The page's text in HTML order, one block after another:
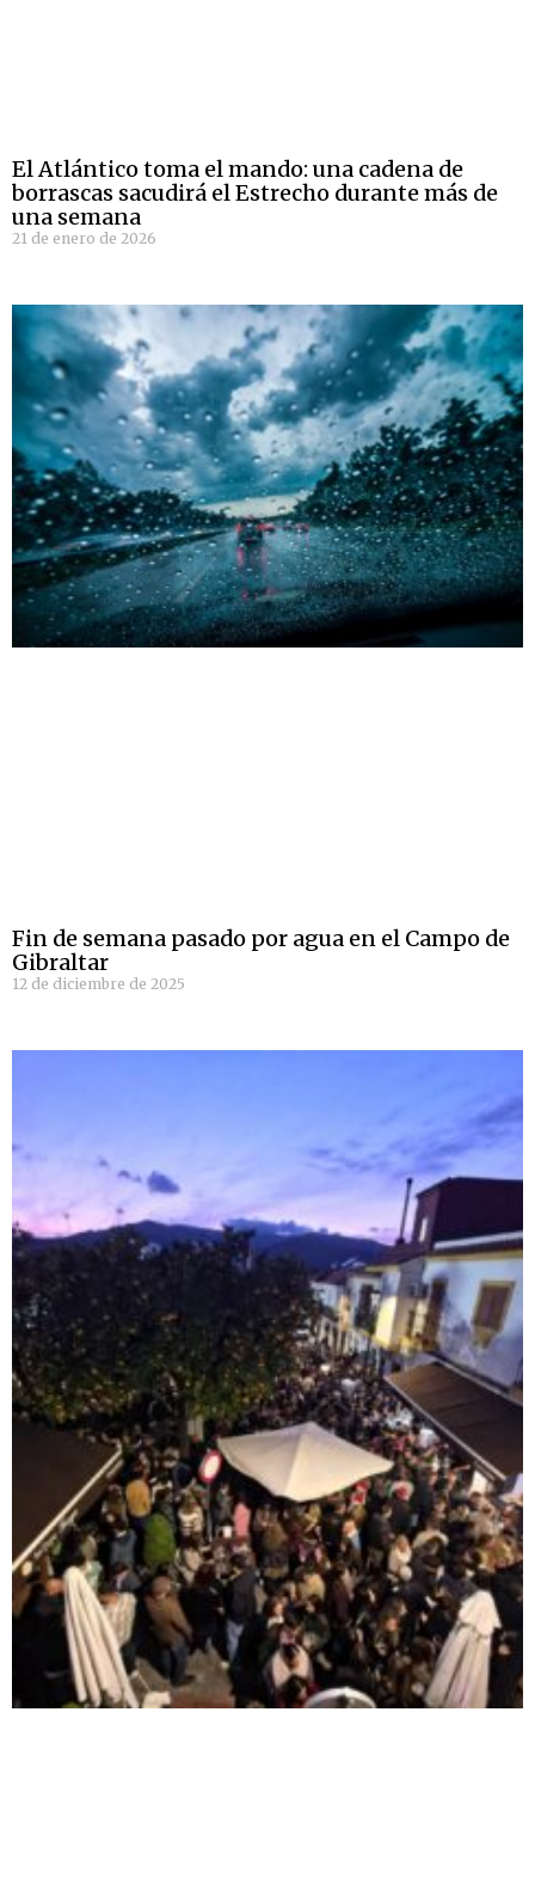
El Atlántico toma el mando: una cadena de
borrascas sacudirá el Estrecho durante más de
una semana
21 de enero de 2026
Fin de semana pasado por agua en el Campo de
Gibraltar
12 de diciembre de 2025